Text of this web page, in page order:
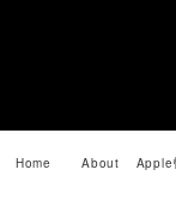
Home About Apple